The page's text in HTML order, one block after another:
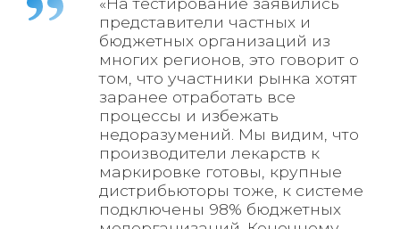
представители частных и
бюджетных организаций из
многих регионов, это говорит о
том, что участники рынка хотят
заранее отработать все
процессы и избежать
недоразумений. Мы видим, что
производители лекарств к
маркировке готовы, крупные
дистрибьюторы тоже, к системе
подключены 98% бюджетных